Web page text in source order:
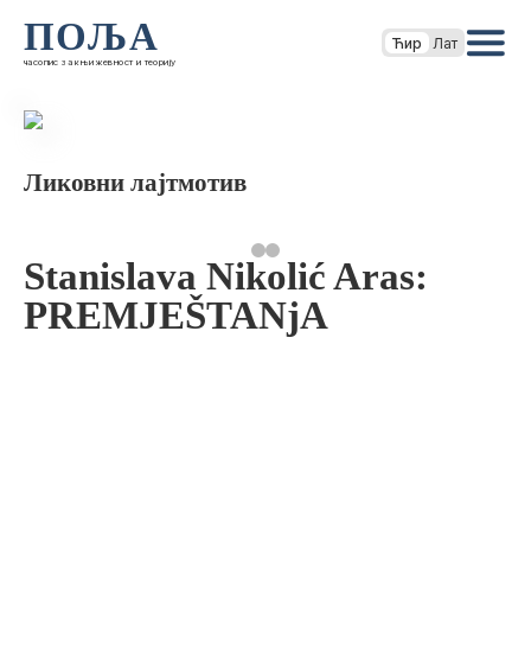
ПОЉА
часопис за књижевност и теорију
Ћир Лат
Ликовни лајтмотив
Stanislava Nikolić Aras:
PREMJEŠTANjA